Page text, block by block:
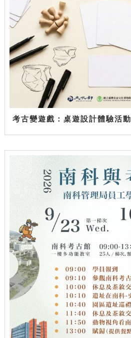
考古變遊戲：桌遊設計體驗活動